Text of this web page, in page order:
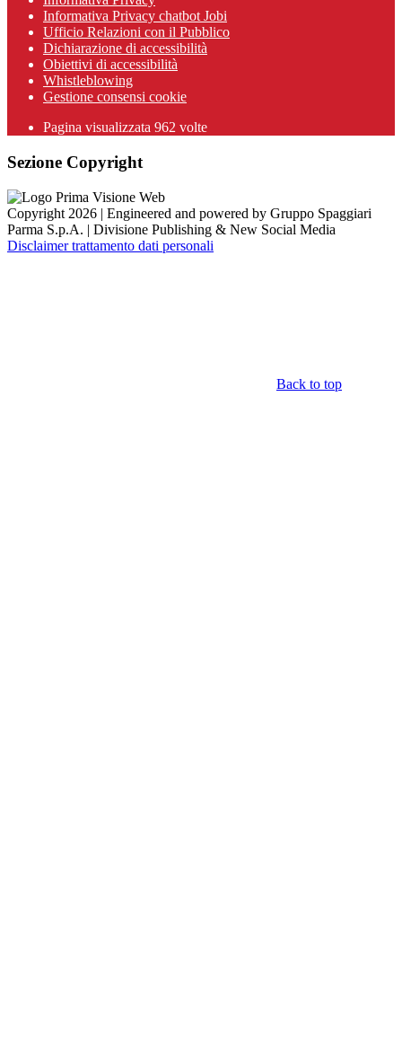
Informativa Privacy chatbot Jobi
Ufficio Relazioni con il Pubblico
Dichiarazione di accessibilità
Obiettivi di accessibilità
Whistleblowing
Gestione consensi cookie
Pagina visualizzata 962 volte
Sezione Copyright
Copyright 2026 | Engineered and powered by Gruppo Spaggiari
Parma S.p.A. | Divisione Publishing & New Social Media
Disclaimer trattamento dati personali
Back to top